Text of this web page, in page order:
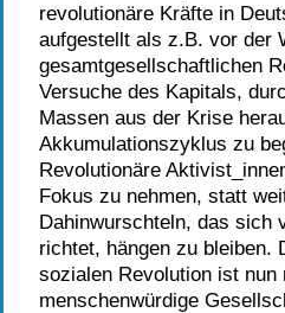
revolutionäre Kräfte in
aufgestellt als z.B. vor der
gesamtgesellschaftlichen
Versuche des Kapitals,
Massen aus der Krise
Akkumulationszyklus zu
Revolutionäre
Fokus zu nehmen, statt
Dahinwurschteln, das sich
richtet, hängen zu bleiben.
sozialen Revolution ist
menschenwürdige